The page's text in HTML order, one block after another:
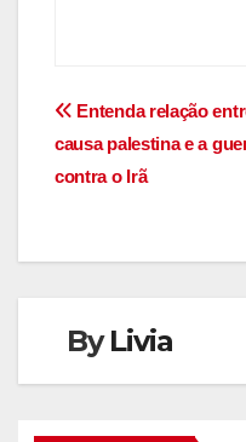
de
Entenda relação
causa palestina e a
contra o Irã
ByLivia